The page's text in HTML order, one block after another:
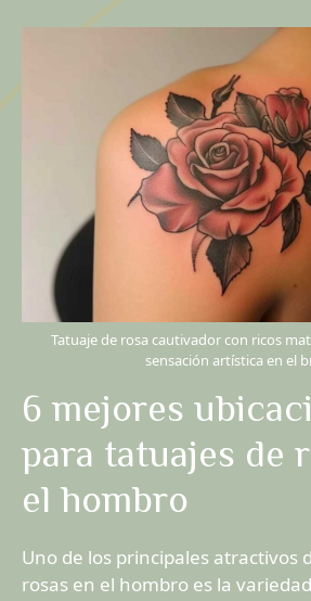
Tatuaje de rosa cautivador con ricos
sensación artística en el
6 mejores
para tatuajes de
el hombro
Uno de los principales atractivos
rosas en el hombro es la